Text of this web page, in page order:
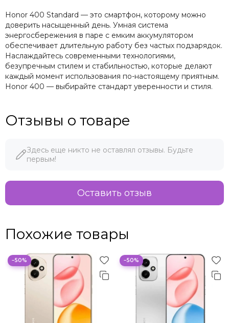
Honor 400 Standard — это смартфон, которому можно
доверить насыщенный день. Умная система
энергосбережения в паре с емким аккумулятором
обеспечивает длительную работу без частых подзарядок.
Наслаждайтесь современными технологиями,
безупречным стилем и стабильностью, которые делают
каждый момент использования по-настоящему приятным.
Honor 400 — выбирайте стандарт уверенности и стиля.
Отзывы о товаре
Здесь еще никто не оставлял отзывы. Будьте
первым!
Оставить отзыв
Похожие товары
−50% −50%